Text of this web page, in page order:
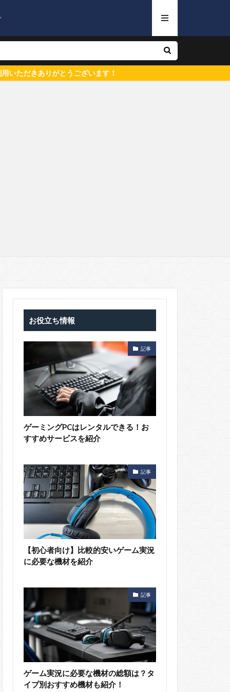
がとうございます！
お役立ち情報
記事
ゲーミングPCはレンタルできる！お
すすめサービスを紹介
記事
【初心者向け】比較的安いゲーム実況
に必要な機材を紹介
記事
ゲーム実況に必要な機材の総額は？タ
イプ別おすすめ機材も紹介！